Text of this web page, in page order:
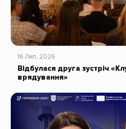
16 Лип, 2026
Відбулася друга зустріч
врядування»